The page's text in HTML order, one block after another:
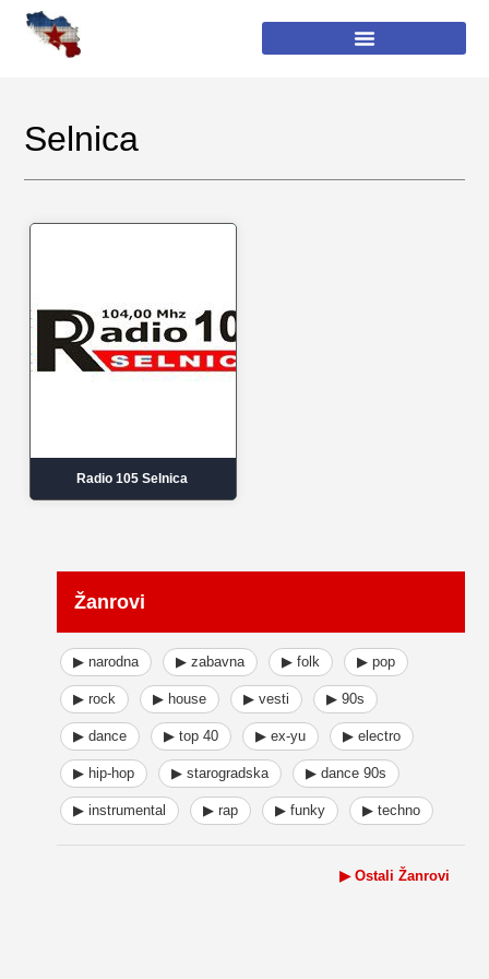
Selnica
Radio 105 Selnica
Žanrovi
▶ narodna ▶ zabavna ▶ folk ▶ pop
▶ rock ▶ house ▶ vesti ▶ 90s
▶ dance ▶ top 40 ▶ ex-yu ▶ electro
▶ hip-hop ▶ starogradska ▶ dance 90s
▶ instrumental ▶ rap ▶ funky ▶ techno
▶ Ostali Žanrovi